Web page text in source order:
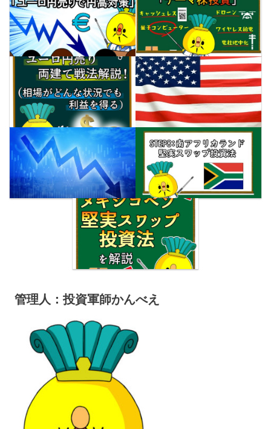
管理人：投資軍師かんべえ